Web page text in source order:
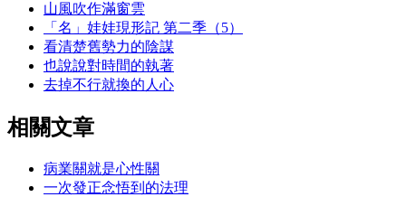
山風吹作滿窗雲
「名」娃娃現形記 第二季（5）
看清楚舊勢力的陰謀
也說說對時間的執著
去掉不行就換的人心
相關文章
病業關就是心性關
一次發正念悟到的法理